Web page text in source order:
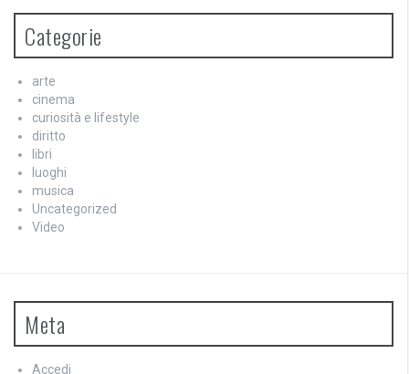
Categorie
arte
cinema
curiosità e lifestyle
diritto
libri
luoghi
musica
Uncategorized
Video
Meta
Accedi